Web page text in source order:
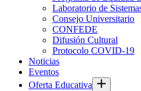
Laboratorio de
Consejo Universitario
CONFEDE
Difusión Cultural
Protocolo COVID-19
Noticias
Eventos
Oferta Educativa